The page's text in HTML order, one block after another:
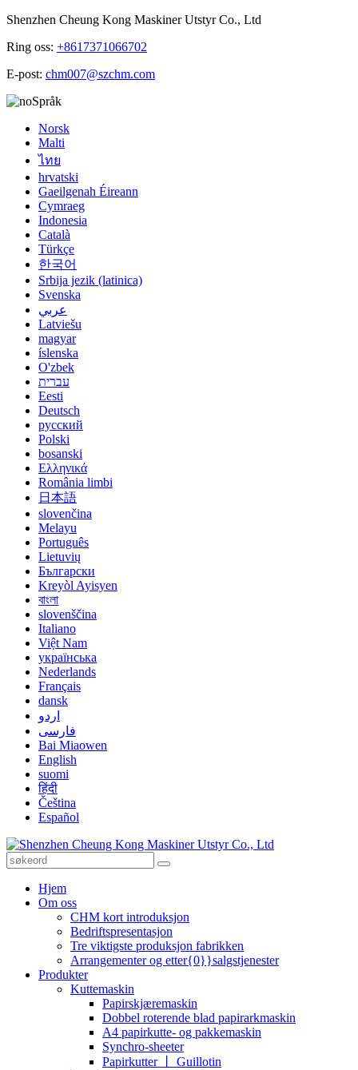
Shenzhen Cheung Kong Maskiner Utstyr Co., Ltd
Ring oss: +8617371066702
E-post: chm007@szchm.com
Språk
Norsk
Malti
ไทย
hrvatski
Gaeilgenah Éireann
Cymraeg
Indonesia
Català
Türkçe
한국어
Srbija jezik (latinica)
Svenska
عربي
Latviešu
magyar
íslenska
O'zbek
עברית
Eesti
Deutsch
русский
Polski
bosanski
Ελληνικά
România limbi
日本語
slovenčina
Melayu
Português
Lietuvių
Български
Kreyòl Ayisyen
বাংলা
slovenščina
Italiano
Việt Nam
українська
Nederlands
Français
dansk
اردو
فارسی
Bai Miaowen
English
suomi
हिंदी
Čeština
Español
Hjem
Om oss
CHM kort introduksjon
Bedriftspresentasjon
Tre viktigste produksjon fabrikken
Arrangementer og etter{0}}salgstjenester
Produkter
Kuttemaskin
Papirskjæremaskin
Dobbel roterende blad papirarkmaskin
A4 papirkutte- og pakkemaskin
Synchro-sheeter
Papirkutter 丨 Guillotin